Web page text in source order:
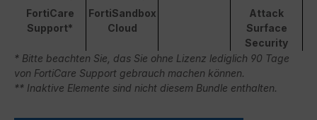
FortiCare
Support*
FortiSandbox
Cloud
Attack
Surface
Security
* Bitte beachten Sie, das Sie ohne Lizenz lediglich 90 Tage
von FortiCare Support gebrauch machen können.
** Inaktive Elemente sind nicht diesem Bundle enthalten.